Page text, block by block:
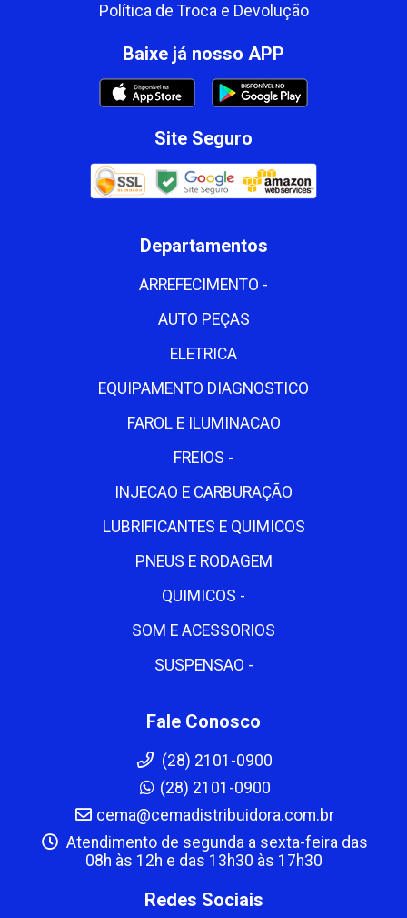
Política de Troca e Devolução
Baixe já nosso APP
Site Seguro
Departamentos
ARREFECIMENTO -
AUTO PEÇAS
ELETRICA
EQUIPAMENTO DIAGNOSTICO
FAROL E ILUMINACAO
FREIOS -
INJECAO E CARBURAÇÃO
LUBRIFICANTES E QUIMICOS
PNEUS E RODAGEM
QUIMICOS -
SOM E ACESSORIOS
SUSPENSAO -
Fale Conosco
(28) 2101-0900
(28) 2101-0900
cema@cemadistribuidora.com.br
Atendimento de segunda a sexta-feira das
08h às 12h e das 13h30 às 17h30
Redes Sociais